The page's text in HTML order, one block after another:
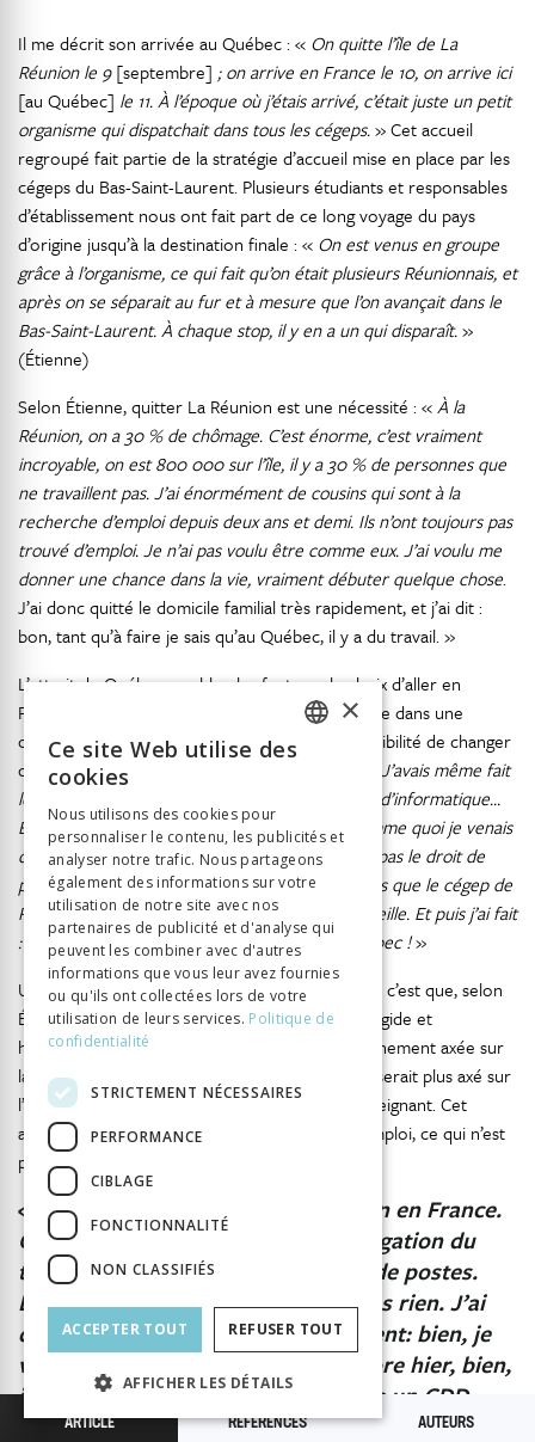
Il me décrit son arrivée au Québec : « On quitte l’île de La
Réunion le 9[septembre] ; on arrive en France le 10, on arrive ici
[au Québec] le 11. À l’époque où j’étais arrivé, c’était juste un petit
organisme qui dispatchait dans tous les cégeps.» Cet accueil
regroupé fait partie de la stratégie d’accueil mise en place par les
cégeps du Bas-Saint-Laurent. Plusieurs étudiants et responsables
d’établissement nous ont fait part de ce long voyage du pays
d’origine jusqu’à la destination finale : « On est venus en groupe
grâce à l’organisme, ce qui fait qu’on était plusieurs Réunionnais, et
après on se séparait au fur et à mesure que l’on avançait dans le
Bas-Saint-Laurent. À chaque stop, il y en a un qui disparaît.»
(Étienne)
Selon Étienne, quitter La Réunion est une nécessité : «À la
Réunion, on a 30 % de chômage. C’est énorme, c’est vraiment
incroyable, on est 800 000 sur l’île, il y a 30 % de personnes que
ne travaillent pas. J’ai énormément de cousins qui sont à la
recherche d’emploi depuis deux ans et demi. Ils n’ont toujours pas
trouvé d’emploi. Je n’ai pas voulu être comme eux. J’ai voulu me
donner une chance dans la vie, vraiment débuter quelque chose.
J’ai donc quitté le domicile familial très rapidement, et j’ai dit :
bon, tant qu’à faire je sais qu’au Québec, il y a du travail. »
L’attrait du Québec semble plus fort que le choix d’aller en
France. Pour cet étudiant, la France reste ancrée dans une
culture figée, tandis que le Québec offre la possibilité de changer
de parcours: «
La France aurait été une option. J’avais même fait
les papiers pour aller en France dans une école d’informatique…
Enfin, la France m’a répondu négativement, comme quoi je venais
d’une branche en architecture et que je n’avais pas le droit de
postuler dans leurs classes en informatique, alors que le cégep de
Rimouski m’a dit: oui, bienvenue, viens on t’accueille. Et puis j’ai fait
: bon, eh bien, au revoir la France, bonjour Québec !»
Un point qui ressort beaucoup de cet entretien, c’est que, selon
Étienne, les jeunes veulent quitter un système rigide et
hiérarchique pour adopter une culture d’enseignement axée sur
la participation. Le système éducatif québécois serait plus axé sur
l’échange et la proximité entre l’étudiant et l’enseignant. Cet
accompagnement durant les études mène à l’emploi, ce qui n’est
pas toujours le cas en France :
«
À l’heure actuelle, il n’y a plus rien en France.
C’est la crise, le chômage, la prolongation du
temps de travail, les suppressions de postes.
Les jeunes aujourd’hui, ils n’ont plus rien. J’ai
des amis qui ont fini le BTS qui disent: bien, je
veux rester en France, eh bien encore hier, bien,
j’ai pas encore de travail. Même pas un CDD,
même pas un contrat intérimaire, j’ai rien. Et…
ARTICLE RÉFÉRENCES AUTEURS
ITALIAN
×
Ce site Web utilise des
cookies
Nous utilisons des cookies pour
personnaliser le contenu, les publicités et
analyser notre trafic. Nous partageons
également des informations sur votre
utilisation de notre site avec nos
partenaires de publicité et d'analyse qui
peuvent les combiner avec d'autres
informations que vous leur avez fournies
ou qu'ils ont collectées lors de votre
utilisation de leurs services. Politique de
confidentialité
STRICTEMENT NÉCESSAIRES
PERFORMANCE
CIBLAGE
FONCTIONNALITÉ
NON CLASSIFIÉS
ACCEPTER TOUT REFUSER TOUT
AFFICHER LES DÉTAILS